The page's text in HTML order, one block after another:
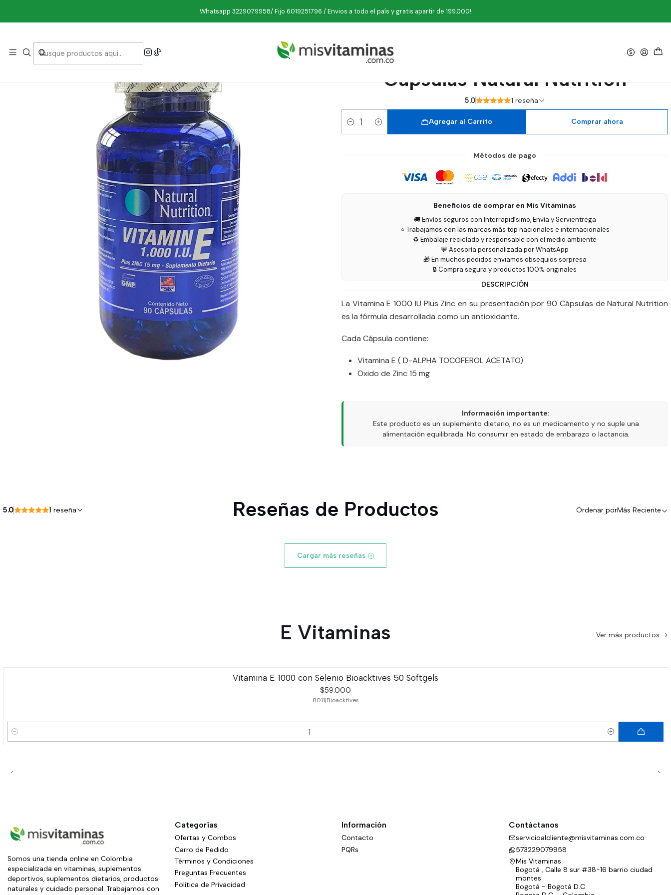
Whatsapp 3229079958/ Fijo 6019251796 / Envios a todo el país y gratis apartir de 199.000!
Vitaminas Minerales E Vitaminas Vitamina E 1000 IU Plus Zinc 90 Cápsulas Natural Nutrition
Vitamina E 1000 IU Plus Zinc 90
Cápsulas Natural Nutrition
5.0 1 reseña
Cantidad
Agregar al Carrito Comprar ahora
Métodos de pago
Beneficios de comprar en Mis Vitaminas
🚚 Envíos seguros con Interrapidísimo, Envía y Servientrega
⭐ Trabajamos con las marcas más top nacionales e internacionales
♻️ Embalaje reciclado y responsable con el medio ambiente
💬 Asesoría personalizada por WhatsApp
🎁 En muchos pedidos enviamos obsequios sorpresa
🔒 Compra segura y productos 100% originales
DESCRIPCIÓN
La Vitamina E 1000 IU Plus Zinc en su presentación por 90 Cápsulas de Natural Nutrition
es la fórmula desarrollada como un antioxidante.
Cada Cápsula contiene:
Vitamina E ( D-ALPHA TOCOFEROL ACETATO)
Oxido de Zinc 15 mg
Información importante:
Este producto es un suplemento dietario, no es un medicamento y no suple una
alimentación equilibrada. No consumir en estado de embarazo o lactancia.
Reseñas de Productos
5.0 1 reseña Ordenar porMás Reciente
Cargar más reseñas
E Vitaminas Ver más productos
Vitamina E 1000 con Selenio Bioacktives 50 Softgels
$59.000
8011|Bioacktives
Cantidad
Somos una tienda online en Colombia
especializada en vitaminas, suplementos
deportivos, suplementos dietarios, productos
naturales y cuidado personal. Trabajamos con
Categorías
Ofertas y Combos
Carro de Pedido
Términos y Condiciones
Preguntas Frecuentes
Política de Privacidad
Información
Contacto
PQRs
Contáctanos
servicioalcliente@misvitaminas.com.co
573229079958
Mis Vitaminas
Bogotá , Calle 8 sur #38-16 barrio ciudad
montes
Bogotá - Bogotá D.C.